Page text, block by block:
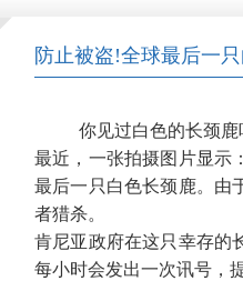
防止被盗!全球最后一
你见过白色的长颈鹿吗
最近，一张拍摄图片显示
最后一只白色长颈鹿。由
者猎杀。
肯尼亚政府在这只幸存的
每小时会发出一次讯号，